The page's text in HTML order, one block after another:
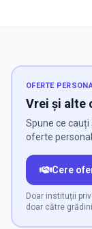
OFERTE
Vrei și alte
Spune ce
oferte
Cere
Doar instituții
doar către